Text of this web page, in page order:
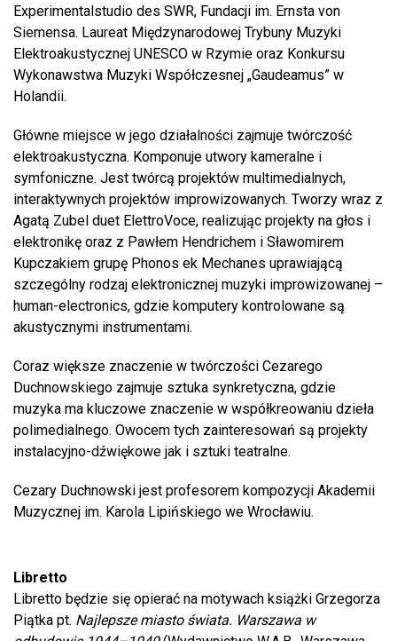
Experimentalstudio des SWR, Fundacji im. Ernsta von
Siemensa. Laureat Międzynarodowej Trybuny Muzyki
Elektroakustycznej UNESCO w Rzymie oraz Konkursu
Wykonawstwa Muzyki Współczesnej „Gaudeamus” w
Holandii.
Główne miejsce w jego działalności zajmuje twórczość
elektroakustyczna. Komponuje utwory kameralne i
symfoniczne. Jest twórcą projektów multimedialnych,
interaktywnych projektów improwizowanych. Tworzy wraz z
Agatą Zubel duet ElettroVoce, realizując projekty na głos i
elektronikę oraz z Pawłem Hendrichem i Sławomirem
Kupczakiem grupę Phonos ek Mechanes uprawiającą
szczególny rodzaj elektronicznej muzyki improwizowanej –
human-electronics, gdzie komputery kontrolowane są
akustycznymi instrumentami.
Coraz większe znaczenie w twórczości Cezarego
Duchnowskiego zajmuje sztuka synkretyczna, gdzie
muzyka ma kluczowe znaczenie w współkreowaniu dzieła
polimedialnego. Owocem tych zainteresowań są projekty
instalacyjno-dźwiękowe jak i sztuki teatralne.
Cezary Duchnowski jest profesorem kompozycji Akademii
Muzycznej im. Karola Lipińskiego we Wrocławiu.
Libretto
Libretto będzie się opierać na motywach książki Grzegorza
Piątka pt. Najlepsze miasto świata. Warszawa w